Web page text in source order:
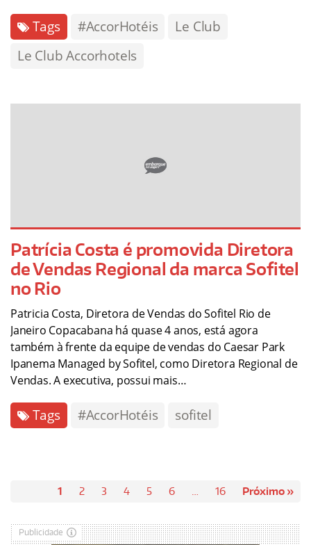
Tags #AccorHotéis
Le Club
Le Club Accorhotels
Patrícia Costa é promovida Diretora
de Vendas Regional da marca Sofitel
no Rio
Patricia Costa, Diretora de Vendas do Sofitel Rio de
Janeiro Copacabana há quase 4 anos, está agora
também à frente da equipe de vendas do Caesar Park
Ipanema Managed by Sofitel, como Diretora Regional de
Vendas. A executiva, possui mais…
Tags #AccorHotéis sofitel
1 2 3 4 5 6 … 16 Próximo »
Publicidade